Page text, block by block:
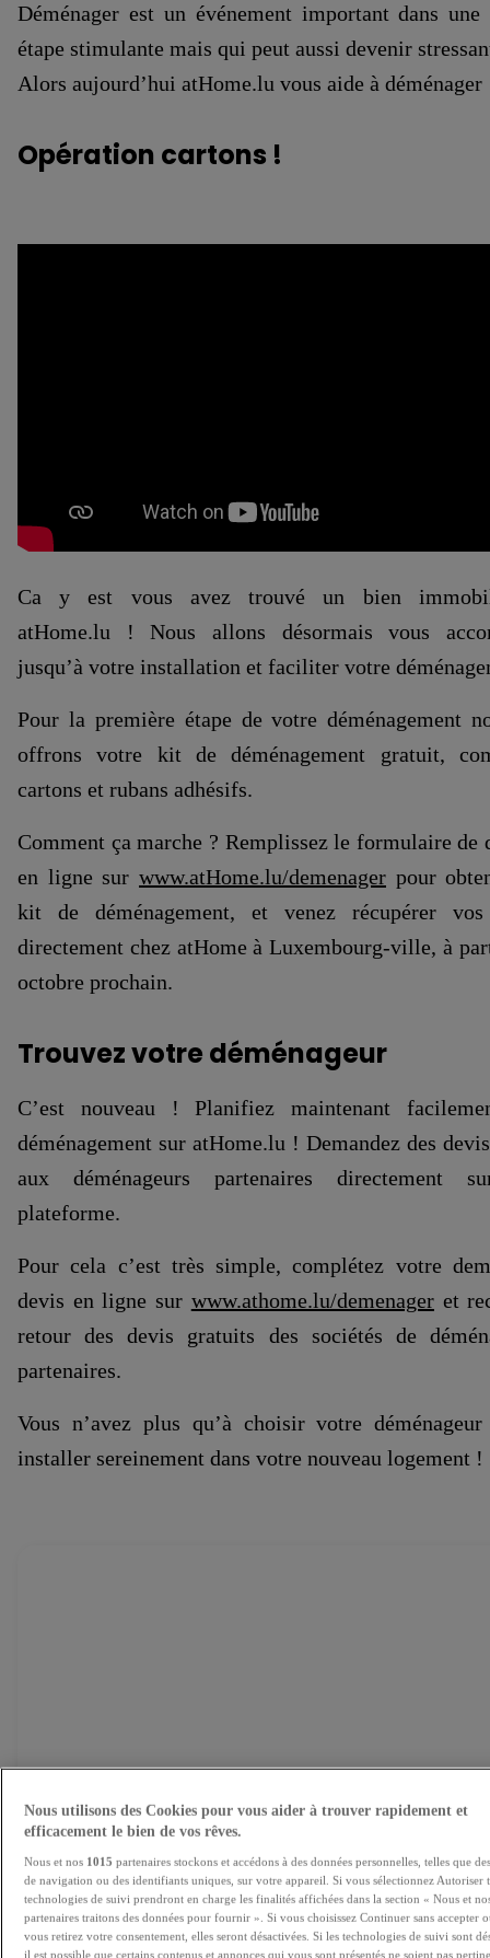
Déménager est un événement important dans
étape stimulante mais qui peut aussi devenir
Alors aujourd’hui atHome.lu vous aide à déménager
Opération cartons !
Ca y est vous avez trouvé un bien
atHome.lu ! Nous allons désormais vous
jusqu’à votre installation et faciliter votre
Pour la première étape de votre déménagement
offrons votre kit de déménagement gratuit,
cartons et rubans adhésifs.
Comment ça marche ? Remplissez le formulaire de
en ligne sur www.atHome.lu/demenager pour
kit de déménagement, et venez récupérer vos
directement chez atHome à Luxembourg-ville, à
octobre prochain.
Trouvez votre déménageur
C’est nouveau ! Planifiez maintenant
déménagement sur atHome.lu ! Demandez des
aux déménageurs partenaires directement
plateforme.
Pour cela c’est très simple, complétez votre
devis en ligne sur www.athome.lu/demenageret
retour des devis gratuits des sociétés de
partenaires.
Vous n’avez plus qu’à choisir votre
installer sereinement dans votre nouveau logement !
Quels sont les prix de l'immobilier
ce moment ?
Les prix ralentissent. Les taux d'intérêt augmentent. Quelles
pour les mois à venir ?
Nous utilisons des Cookies pour vous aider à trouver rapidement et
efficacement le bien de vos rêves.
Nous et nos 1015 partenaires stockons et accédons à des données personnelles, telles que
de navigation ou des identifiants uniques, sur votre appareil. Si vous sélectionnez Autoriser
technologies de suivi prendront en charge les finalités affichées dans la section « Nous et
partenaires traitons des données pour fournir ». Si vous choisissez Continuer sans accepter
vous retirez votre consentement, elles seront désactivées. Si les technologies de suivi sont
il est possible que certains contenus et annonces qui vous sont présentés ne soient pas